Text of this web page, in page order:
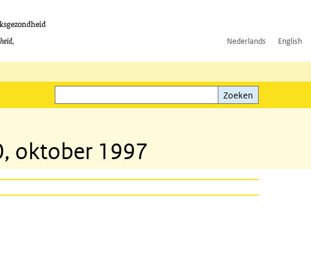
Nederlands English
Zoeken
Zoeken
oktober 1997